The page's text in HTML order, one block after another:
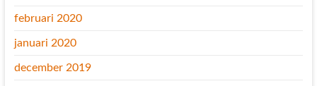
februari 2020
januari 2020
december 2019